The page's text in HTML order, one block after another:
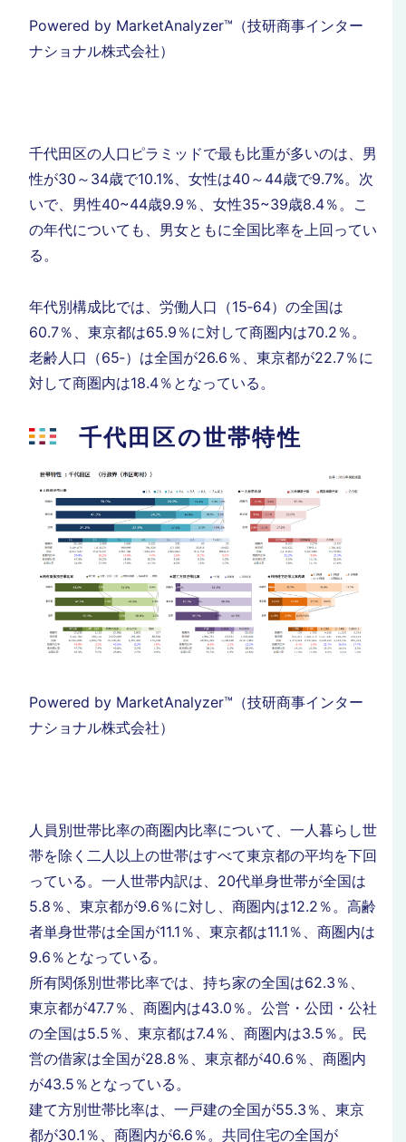
Powered by MarketAnalyzer™（技研商事インター
ナショナル株式会社）
千代田区の人口ピラミッドで最も比重が多いのは、男
性が30～34歳で10.1%、女性は40～44歳で9.7%。次
いで、男性40~44歳9.9％、女性35~39歳8.4％。こ
の年代についても、男女ともに全国比率を上回ってい
る。
年代別構成比では、労働人口（15‐64）の全国は
60.7％、東京都は65.9％に対して商圏内は70.2％。
老齢人口（65‐）は全国が26.6％、東京都が22.7％に
対して商圏内は18.4％となっている。
千代田区の世帯特性
Powered by MarketAnalyzer™（技研商事インター
ナショナル株式会社）
人員別世帯比率の商圏内比率について、一人暮らし世
帯を除く二人以上の世帯はすべて東京都の平均を下回
っている。一人世帯内訳は、20代単身世帯が全国は
5.8％、東京都が9.6％に対し、商圏内は12.2％。高齢
者単身世帯は全国が11.1％、東京都は11.1％、商圏内は
9.6％となっている。
所有関係別世帯比率では、持ち家の全国は62.3％、
東京都が47.7％、商圏内は43.0％。公営・公団・公社
の全国は5.5％、東京都は7.4％、商圏内は3.5％。民
営の借家は全国が28.8％、東京都が40.6％、商圏内
が43.5％となっている。
建て方別世帯比率は、一戸建の全国が55.3％、東京
都が30.1％、商圏内が6.6％。共同住宅の全国が